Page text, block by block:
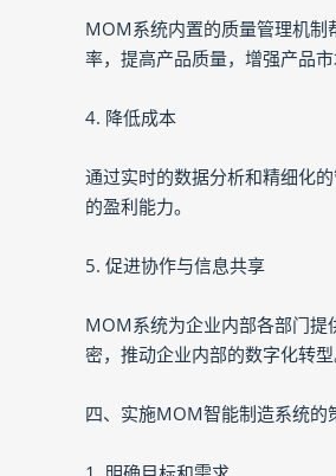
MOM系统内置的质量管理机
率，提高产品质量，增强产品市
4. 降低成本
通过实时的数据分析和精细化
的盈利能力。
5. 促进协作与信息共享
MOM系统为企业内部各部门提
密，推动企业内部的数字化转型
四、实施MOM智能制造系统的